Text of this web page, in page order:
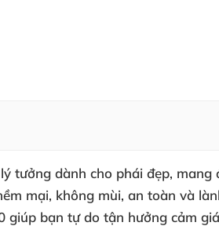
tưởng dành cho phái đẹp, mang
mại, không mùi, an toàn và
giúp bạn tự do tận hưởng cảm